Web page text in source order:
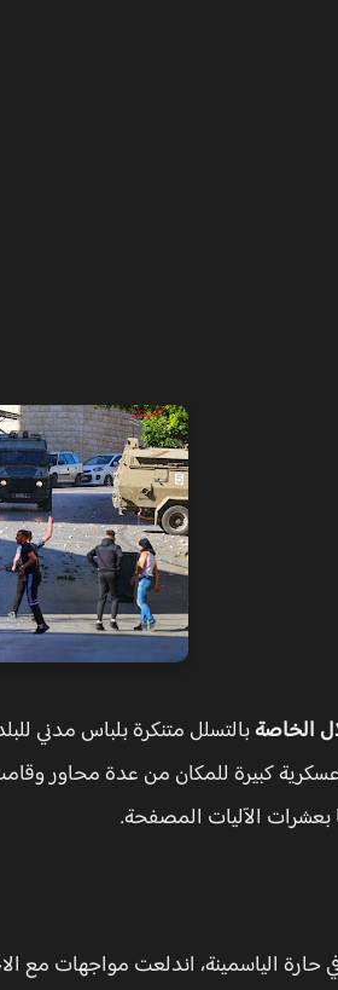
الخاصةبالتسلل متنكرة بلباس مدني
عسكرية كبيرة للمكان من عدة محاور
بعشرات الآليات المصفحة.
حارة الياسمينة، اندلعت مواجهات مع